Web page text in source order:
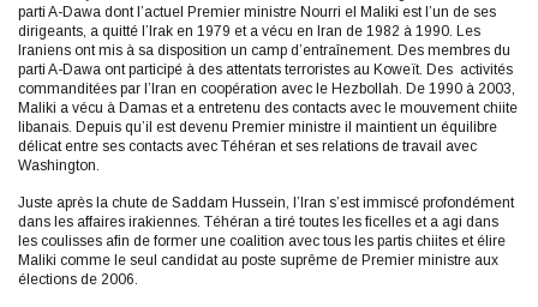
parti A-Dawa dont l’actuel Premier ministre Nourri el Maliki est l’un de ses
dirigeants, a quitté l’Irak en 1979 et a vécu en Iran de 1982 à 1990. Les
Iraniens ont mis à sa disposition un camp d’entraînement. Des membres du
parti A-Dawa ont participé à des attentats terroristes au Koweït. Des activités
commanditées par l’Iran en coopération avec le Hezbollah. De 1990 à 2003,
Maliki a vécu à Damas et a entretenu des contacts avec le mouvement chiite
libanais. Depuis qu’il est devenu Premier ministre il maintient un équilibre
délicat entre ses contacts avec Téhéran et ses relations de travail avec
Washington.
Juste après la chute de Saddam Hussein, l’Iran s’est immiscé profondément
dans les affaires irakiennes. Téhéran a tiré toutes les ficelles et a agi dans
les coulisses afin de former une coalition avec tous les partis chiites et élire
Maliki comme le seul candidat au poste suprême de Premier ministre aux
élections de 2006.